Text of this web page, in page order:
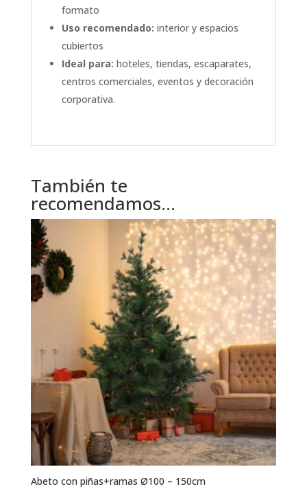
formato
Uso recomendado: interior y espacios
cubiertos
Ideal para: hoteles, tiendas, escaparates,
centros comerciales, eventos y decoración
corporativa.
También te
recomendamos…
Abeto con piñas+ramas Ø100 – 150cm